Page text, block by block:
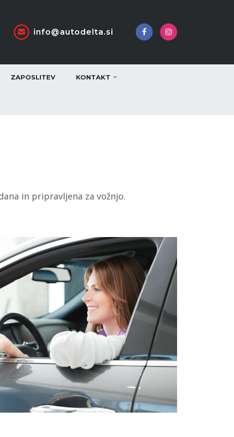
info@autodelta.si
ZAPOSLITEV KONTAKT
in pripravljena za vožnjo.